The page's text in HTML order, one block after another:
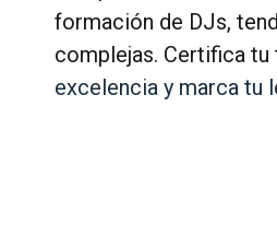
formación de DJs,
complejas. Certifica
excelencia y marca tu